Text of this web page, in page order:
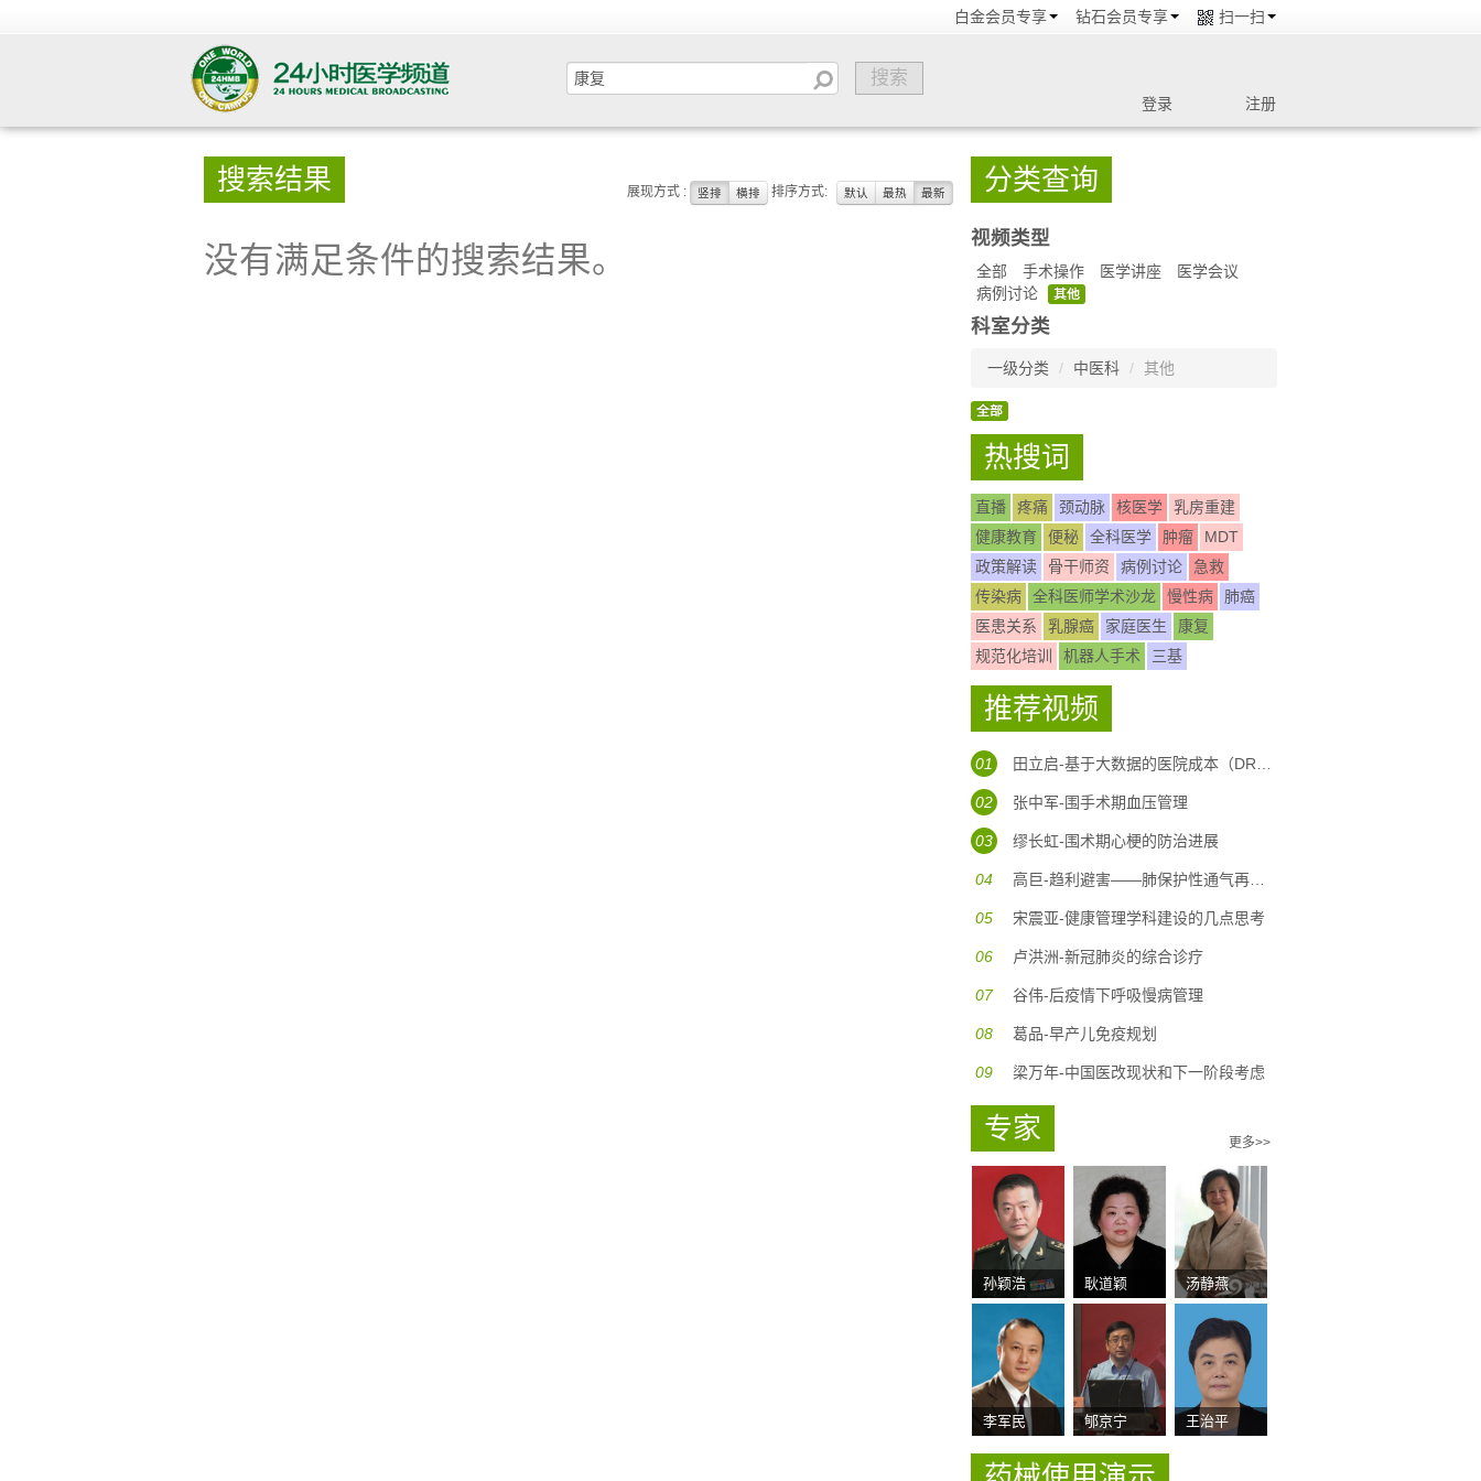
白金会员专享 钻石会员专享 扫一扫
登录 注册
搜索结果 展现方式 : 竖排 横排 排序方式: 默认 最热 最新
没有满足条件的搜索结果。
分类查询
视频类型
全部 手术操作 医学讲座
医学会议
病例讨论
其他
科室分类
一级分类 / 中医科 / 其他
全部
热搜词
直播 疼痛 颈动脉 核医学
乳房重建
健康教育
便秘 全科医学 肿瘤
MDT
政策解读
骨干师资 病例讨论
急救
传染病
全科医师学术沙龙 慢性病
肺癌
医患关系
乳腺癌 家庭医生
康复
规范化培训
机器人手术 三基
推荐视频
01 田立启-基于大数据的医院成本（DRG DIP)核算体系构建
02 张中军-围手术期血压管理
03 缪长虹-围术期心梗的防治进展
04 高巨-趋利避害——肺保护性通气再认识
05 宋震亚-健康管理学科建设的几点思考
06 卢洪洲-新冠肺炎的综合诊疗
07 谷伟-后疫情下呼吸慢病管理
08 葛品-早产儿免疫规划
09 梁万年-中国医改现状和下一阶段考虑
专家 更多>>
孙颖浩 耿道颖 汤静燕
李军民 郇京宁 王治平